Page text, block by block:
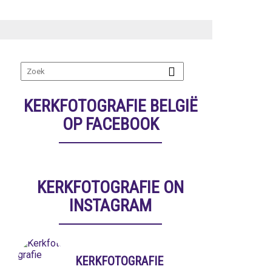
KERKFOTOGRAFIE BELGIË
OP FACEBOOK
KERKFOTOGRAFIE ON
INSTAGRAM
KERKFOTOGRAFIE